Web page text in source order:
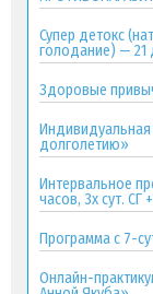
Супер детокс
голодание) — 21
Здоровые
Индивидуальная программа «Путь к здоровью, молодости и
долголетию»
Интервальное
Программа с 7-
Онлайн-